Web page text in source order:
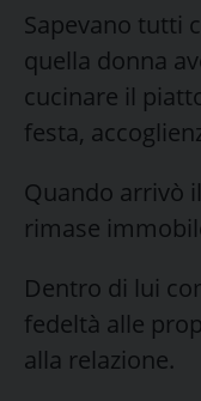
Sapevano tutti
quella donna
cucinare il
festa,
Quando arrivò
rimase
Dentro di lui
fedeltà alle
alla relazione.